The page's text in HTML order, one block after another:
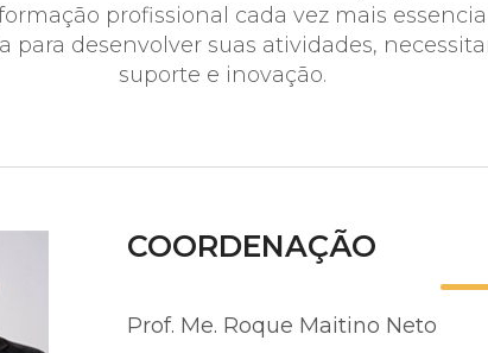
profissional cada vez mais
desenvolver suas atividades,
suporte e inovação.
COORDENAÇÃO
Prof. Me. Roque Maitino Neto